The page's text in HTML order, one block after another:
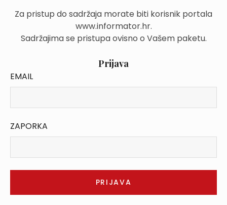
Za pristup do sadržaja morate biti korisnik portala
www.informator.hr.
Sadržajima se pristupa ovisno o Vašem paketu.
Prijava
EMAIL
ZAPORKA